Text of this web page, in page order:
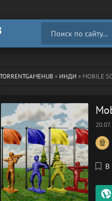
TORRENTGAMEHUB » ИНДИ » MOBILE
В